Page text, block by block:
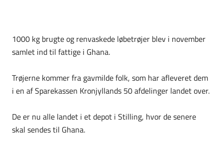
1000 kg brugte og renvaskede løbetrøjer blev i november
samlet ind til fattige i Ghana.
Trøjerne kommer fra gavmilde folk, som har afleveret dem
i en af Sparekassen Kronjyllands 50 afdelinger landet over.
De er nu alle landet i et depot i Stilling, hvor de senere
skal sendes til Ghana.